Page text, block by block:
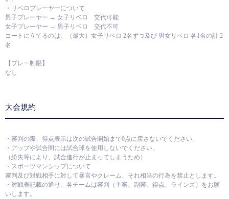
・リベロプレーヤーについて
男子プレーヤー → 女子リベロ 交代可能
女子プレーヤー → 男子リベロ 交代不可
コートに立てるのは、（最大）女子リベロ 2名ずつ及び 男女リベロ 各1名の計 2
名
【プレー制限】
なし
大会規約
・審判の際、得点表示は次の試合開始まで0点に戻さないでください。
・アップや試合間には試合球を使用しないでください。
（紛失等により、試合進行が止まってしまうため）
・スポーツマンシップについて
審判及び対戦相手に対して暴言やクレーム、それ相当の行為を禁止とします。
・対戦表記載の通り、各チームは審判（主審、副審、得点、ラインズ）をお願
いします。